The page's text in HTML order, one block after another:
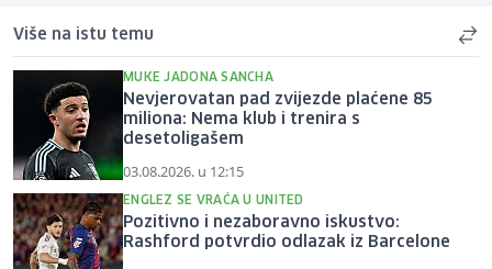
Više na istu temu
MUKE JADONA SANCHA
Nevjerovatan pad zvijezde plaćene 85
miliona: Nema klub i trenira s
desetoligašem
03.08.2026. u 12:15
ENGLEZ SE VRAĆA U UNITED
Pozitivno i nezaboravno iskustvo:
Rashford potvrdio odlazak iz Barcelone